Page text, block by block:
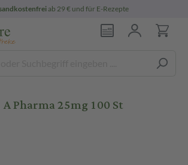
ab 29 € und für E-Rezepte
Pharma 25mg 100 St